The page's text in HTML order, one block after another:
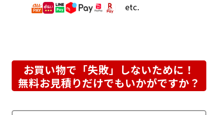
etc.
お買い物で「失敗」しないために！
無料お見積りだけでもいかがですか？